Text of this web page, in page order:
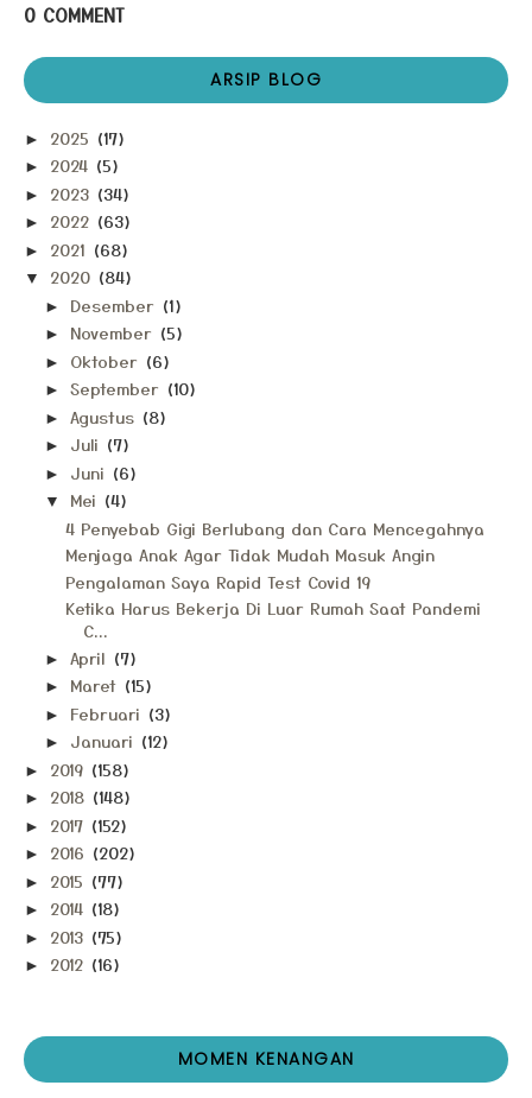
0 COMMENT
ARSIP BLOG
► 2025 (17)
► 2024 (5)
► 2023 (34)
► 2022 (63)
► 2021 (68)
▼ 2020 (84)
► Desember (1)
► November (5)
► Oktober (6)
► September (10)
► Agustus (8)
► Juli (7)
► Juni (6)
▼ Mei (4)
4 Penyebab Gigi Berlubang dan Cara Mencegahnya
Menjaga Anak Agar Tidak Mudah Masuk Angin
Pengalaman Saya Rapid Test Covid 19
Ketika Harus Bekerja Di Luar Rumah Saat Pandemi
C...
► April (7)
► Maret (15)
► Februari (3)
► Januari (12)
► 2019 (158)
► 2018 (148)
► 2017 (152)
► 2016 (202)
► 2015 (77)
► 2014 (18)
► 2013 (75)
► 2012 (16)
MOMEN KENANGAN